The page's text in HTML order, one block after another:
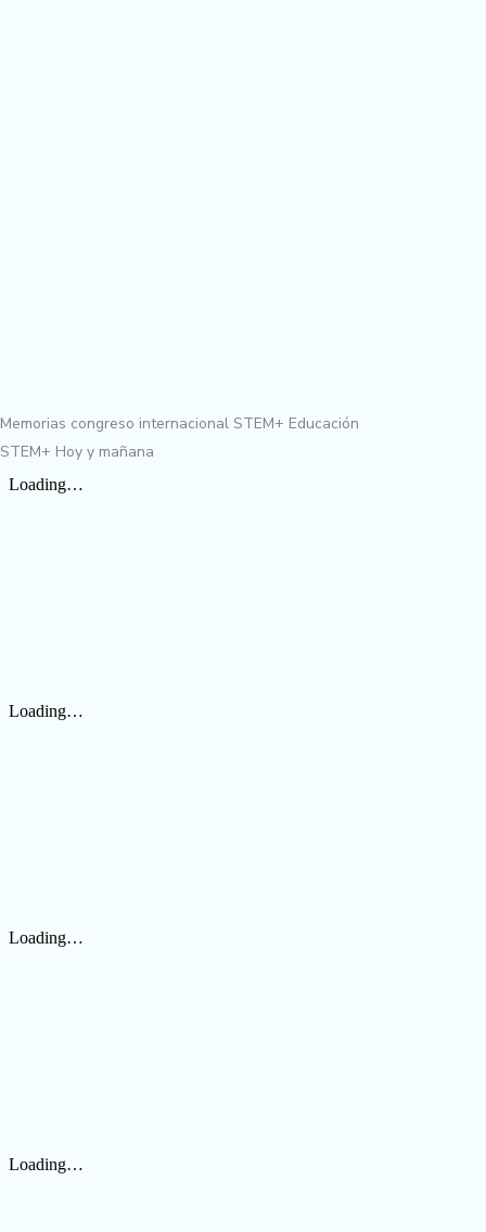
Memorias congreso internacional STEM+ Educación
STEM+ Hoy y mañana